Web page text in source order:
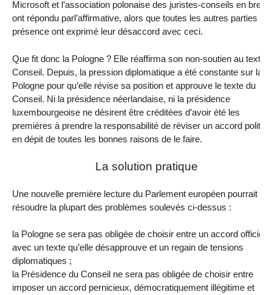
Microsoft et l’association polonaise des juristes-conseils en
ont répondu parl’affirmative, alors que toutes les autres parties en
présence ont exprimé leur désaccord avec ceci.
Que fit donc la Pologne ? Elle réaffirma son non-soutien au texte
Conseil. Depuis, la pression diplomatique a été constante sur la
Pologne pour qu’elle révise sa position et approuve le texte du
Conseil. Ni la présidence néerlandaise, ni la présidence
luxembourgeoise ne désirent être créditées d’avoir été les
premières à prendre la responsabilité de réviser un accord
en dépit de toutes les bonnes raisons de le faire.
La solution pratique
Une nouvelle première lecture du Parlement européen pourrait
résoudre la plupart des problèmes soulevés ci-dessus :
la Pologne se sera pas obligée de choisir entre un accord officiel
avec un texte qu’elle désapprouve et un regain de tensions
diplomatiques ;
la Présidence du Conseil ne sera pas obligée de choisir entre
imposer un accord pernicieux, démocratiquement illégitime et